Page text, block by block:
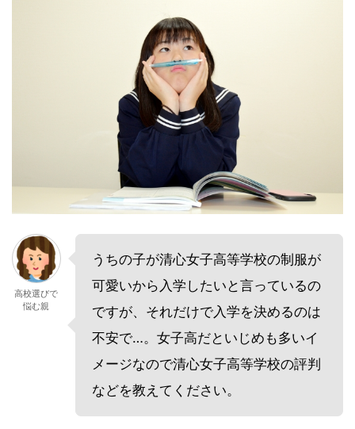
高校選びで
悩む親
うちの子が清心女子高等学校の制服が
可愛いから入学したいと言っているの
ですが、それだけで入学を決めるのは
不安で…。女子高だといじめも多いイ
メージなので清心女子高等学校の評判
などを教えてください。